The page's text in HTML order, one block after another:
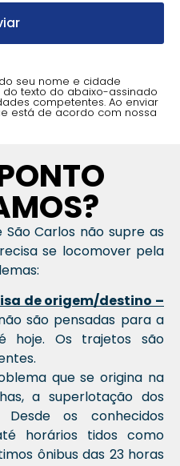
seu nome e cidade
texto do abaixo-assinado
competentes. Ao enviar
está de acordo com nossa
Carlos não supre as
se locomover pela
de origem/destino –
são pensadas para a
hoje. Os trajetos são
que se origina na
a superlotação dos
os conhecidos
horários tidos como
ônibus das 23 horas